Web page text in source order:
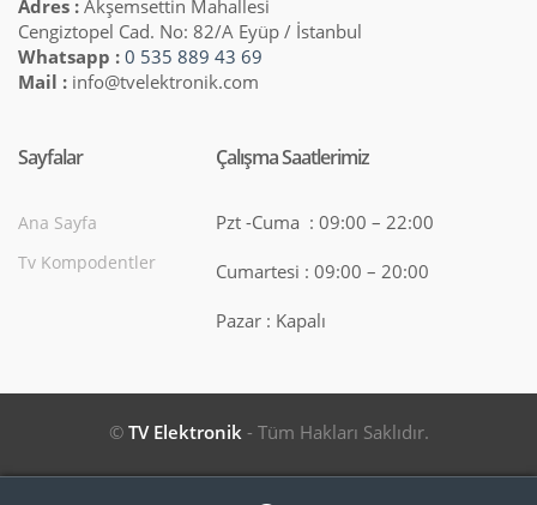
Adres : Akşemsettin Mahallesi
Cengiztopel Cad. No: 82/A Eyüp / İstanbul
Whatsapp : 0 535 889 43 69
Mail : info@tvelektronik.com
Sayfalar
Ana Sayfa
Tv Kompodentler
Çalışma Saatlerimiz
Pzt -Cuma : 09:00 – 22:00
Cumartesi : 09:00 – 20:00
Pazar : Kapalı
© TV Elektronik- Tüm Hakları Saklıdır.